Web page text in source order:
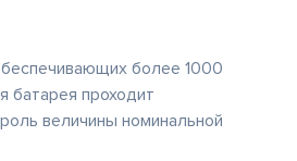
более 1000
батарея проходит
величины номинальной